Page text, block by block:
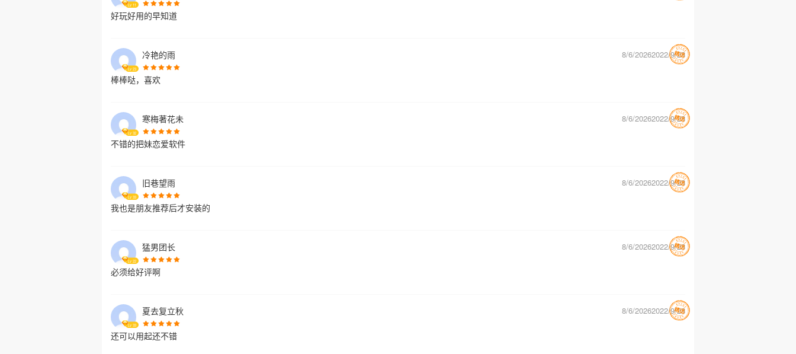
好玩好用的早知道
Lv 11
冷艳的雨 8/6/20262022/9/28
棒棒哒，喜欢
Lv 23
寒梅著花未 8/6/20262022/9/28
不错的把妹恋爱软件
Lv 32
旧巷望雨 8/6/20262022/9/28
我也是朋友推荐后才安装的
Lv 33
猛男团长 8/6/20262022/9/28
必须给好评啊
Lv 22
夏去复立秋 8/6/20262022/9/28
还可以用起还不错
Lv 33